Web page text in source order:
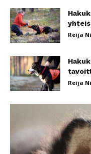
Reija
Reija